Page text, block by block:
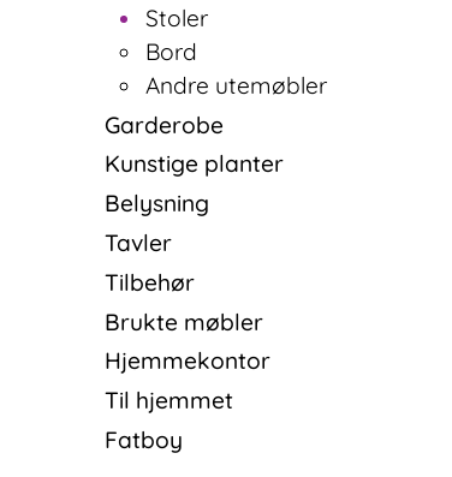
Stoler
Bord
Andre utemøbler
Garderobe
Kunstige planter
Belysning
Tavler
Tilbehør
Brukte møbler
Hjemmekontor
Til hjemmet
Fatboy